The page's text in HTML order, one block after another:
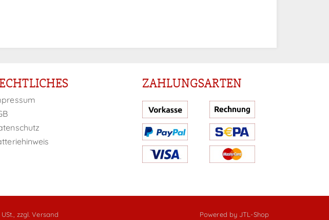
ZAHLUNGSARTEN
zzgl. Versand Powered by JTL-Shop